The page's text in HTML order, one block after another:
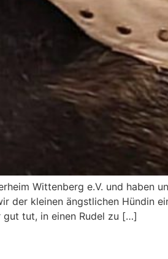
Wittenberg e.V. und haben
der kleinen ängstlichen Hündin
gut tut, in einen Rudel zu […]